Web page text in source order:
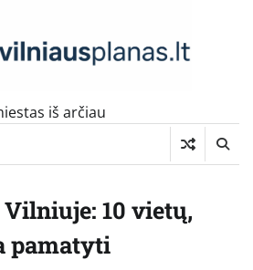
iš arčiau
10 vietų,
pamatyti